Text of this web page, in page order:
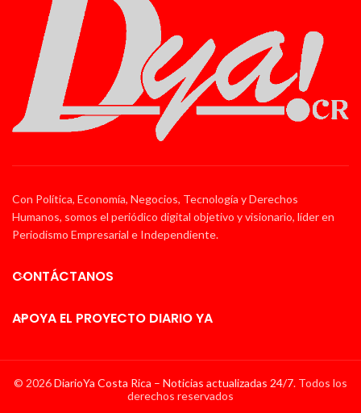
Con Política, Economía, Negocios, Tecnología y Derechos
Humanos, somos el periódico digital objetivo y visionario, líder en
Periodismo Empresarial e Independiente.
CONTÁCTANOS
APOYA EL PROYECTO DIARIO YA
© 2026DiarioYa Costa Rica – Noticias actualizadas 24/7. Todos los
derechos reservados